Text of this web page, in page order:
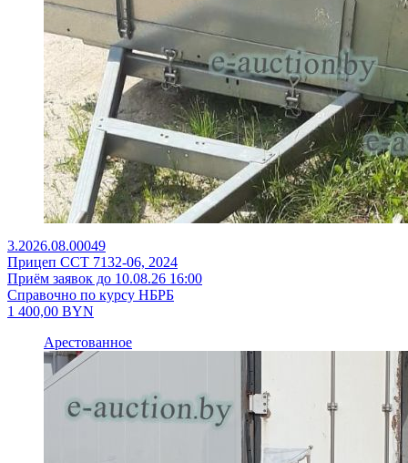
3.2026.08.00049
Прицеп ССТ 7132-06, 2024
Приём заявок до 10.08.26 16:00
Справочно по курсу НБРБ
1 400,00 BYN
Арестованное